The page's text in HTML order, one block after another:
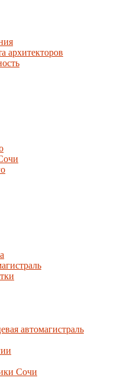
архитекторов
автомагистраль
Сочи